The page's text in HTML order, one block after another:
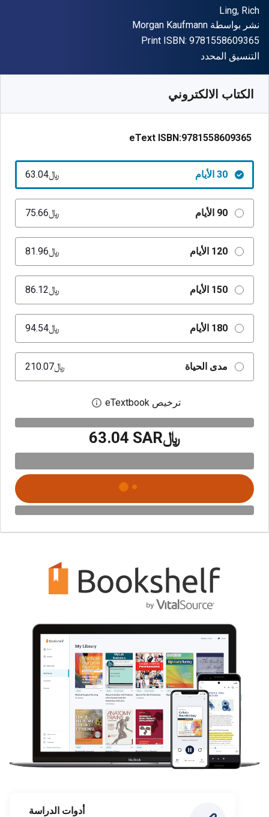
المؤلف (المؤلفون)
Ling, Rich
الناشر
نشر بواسطة Morgan Kaufmann
Print ISBN: 9781558609365
شكل
التنسيق المحدد
الكتاب الالكتروني
eText ISBN:9781558609365
30 الأيام ﷼‎63.04
90 الأيام ﷼‎75.66
120 الأيام ﷼‎81.96
150 الأيام ﷼‎86.12
180 الأيام ﷼‎94.54
مدى الحياة ﷼‎210.07
ترخيص eTextbook افتح مربع حوار
﷼‎63.04 SAR
أدوات الدراسة